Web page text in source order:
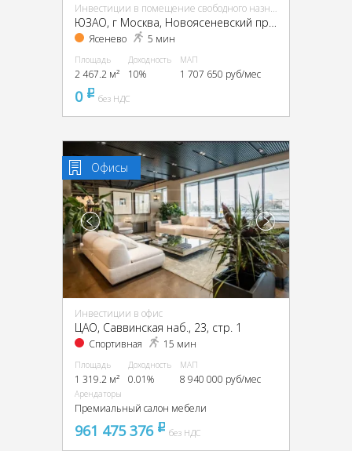
Инвестиции в помещение свободного назначения (ПСН)
Ясенево 5 мин
Площадь
2 467.2 м²
Доходность
10%
МАП
1 707 650 руб/мес
0 pуббез НДС
Офисы
Инвестиции в офис
ЦАО, Саввинская наб., 23, стр. 1
Спортивная 15 мин
Площадь
1 319.2 м²
Доходность
0.01%
МАП
8 940 000 руб/мес
Арендаторы
Премиальный салон мебели
961 475 376 pуббез НДС